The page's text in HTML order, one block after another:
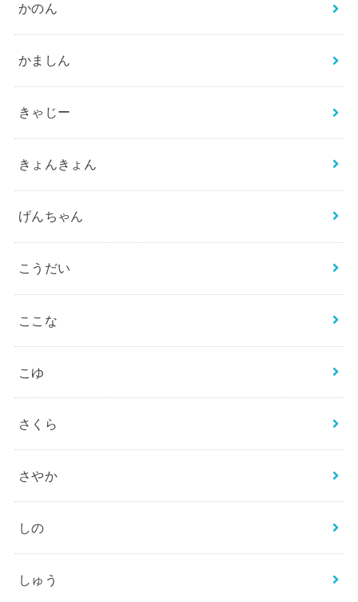
かのん
かましん
きゃじー
きょんきょん
げんちゃん
こうだい
ここな
こゆ
さくら
さやか
しの
しゅう